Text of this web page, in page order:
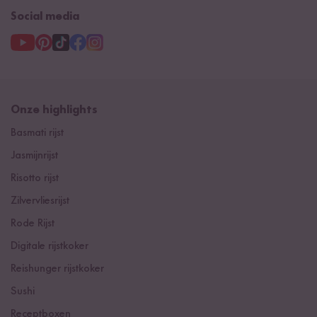
Social media
Onze highlights
Basmati rijst
Jasmijnrijst
Risotto rijst
Zilvervliesrijst
Rode Rijst
Digitale rijstkoker
Reishunger rijstkoker
Sushi
Receptboxen